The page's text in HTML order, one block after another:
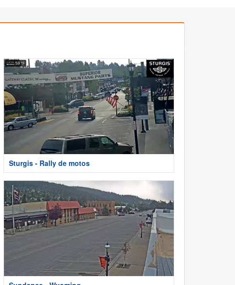
Sturgis - Rally de motos